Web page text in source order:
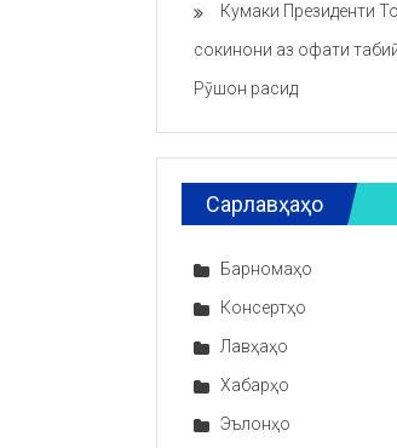
Кумаки Президенти
сокинони аз офати
Рӯшон расид
Сарлавҳаҳо
Барномаҳо
Консертҳо
Лавҳаҳо
Хабарҳо
Эълонҳо